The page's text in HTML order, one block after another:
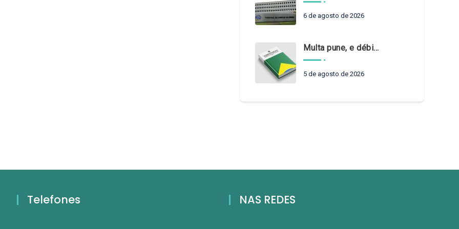
6 de agosto de 2026
Multa pune, e débito recompõe. § 3º do art. 71 da Constituição: um problema de legística formal
5 de agosto de 2026
Telefones NAS REDES